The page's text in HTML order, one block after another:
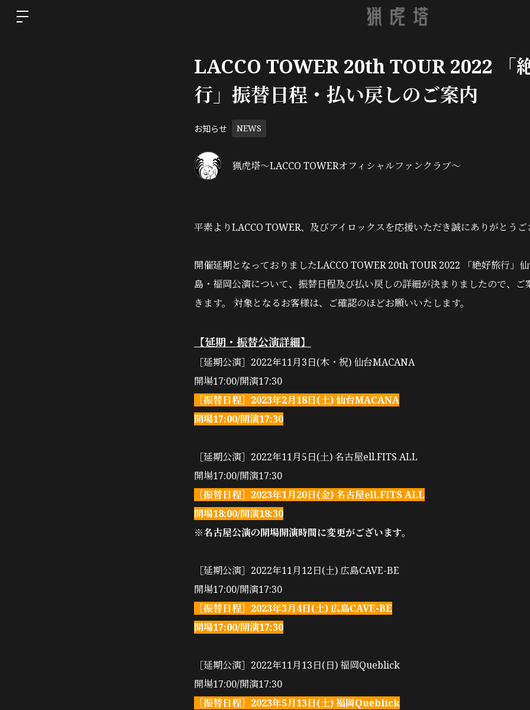
LACCO TOWER 20th TOUR 2022 「
行」振替日程・払い戻しのご案内
お知らせ NEWS
猟虎塔～LACCO TOWERオフィシャルファンクラブ～
平素よりLACCO TOWER、及びアイロックスを応援いただき誠にありがとうご
開催延期となっておりましたLACCO TOWER 20th TOUR 2022 「絶好旅行」
島・福岡公演について、振替日程及び払い戻しの詳細が決まりましたので、ご
きます。 対象となるお客様は、ご確認のほどお願いいたします。
【延期・振替公演詳細】
［延期公演］2022年11月3日(木・祝) 仙台MACANA
開場17:00/開演17:30
［振替日程］2023年2月18日(土) 仙台MACANA
開場17:00/開演17:30
［延期公演］2022年11月5日(土) 名古屋ell.FITS ALL
開場17:00/開演17:30
［振替日程］2023年1月20日(金) 名古屋ell.FITS ALL
開場18:00/開演18:30
※名古屋公演の開場開演時間に変更がございます。
［延期公演］2022年11月12日(土) 広島CAVE-BE
開場17:00/開演17:30
［振替日程］2023年3月4日(土) 広島CAVE-BE
開場17:00/開演17:30
［延期公演］2022年11月13日(日) 福岡Queblick
開場17:00/開演17:30
［振替日程］2023年5月13日(土) 福岡Queblick